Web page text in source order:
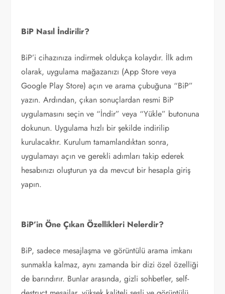
BiP Nasıl İndirilir?
BiP’i cihazınıza indirmek oldukça kolaydır. İlk adım
olarak, uygulama mağazanızı (App Store veya
Google Play Store) açın ve arama çubuğuna “BiP”
yazın. Ardından, çıkan sonuçlardan resmi BiP
uygulamasını seçin ve “İndir” veya “Yükle” butonuna
dokunun. Uygulama hızlı bir şekilde indirilip
kurulacaktır. Kurulum tamamlandıktan sonra,
uygulamayı açın ve gerekli adımları takip ederek
hesabınızı oluşturun ya da mevcut bir hesapla giriş
yapın.
BiP’in Öne Çıkan Özellikleri Nelerdir?
BiP, sadece mesajlaşma ve görüntülü arama imkanı
sunmakla kalmaz, aynı zamanda bir dizi özel özelliği
de barındırır. Bunlar arasında, gizli sohbetler, self-